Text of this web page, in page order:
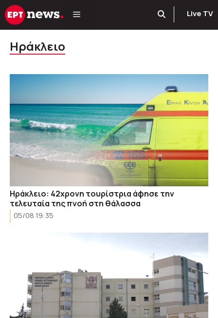
Μετάβαση
σε
Live TV
Ηράκλειο
Ηράκλειο: 42χρονη τουρίστρια άφησε την
τελευταία της πνοή στη θάλασσα
05/08 19:35